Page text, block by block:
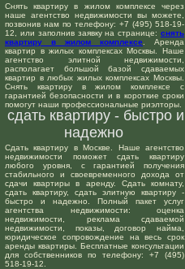
Снять квартиру в жилом комплексе через
наше агентство недвижимости вы можете,
позвонив нам по телефону: +7 (495) 518-19-
12, или заполнив заявку на странице: снять
квартиру в жилом комплексе . Аренда
квартир в жилых комплексах Москвы. Наше
агентство элитной недвижимости,
располагает большой базой сдаваемых
квартир в любых жилых комплексах Москвы.
Снять квартиру в жилом комплексе с
гарантией безопасности и в короткие сроки
помогут наши профессиональные риэлторы.
сдать квартиру - быстро и
надежно
Сдать квартиру в Москве. Наше агентство
недвижимости поможет сдать квартиру
любого уровня, с гарантией получения
стабильного и своевременного дохода от
сдачи квартиры в аренду. Сдать комнату,
сдать квартиру, сдать элитную квартиру -
быстро и надежно. Полный пакет услуг
агентства недвижимости: оценка
недвижимости, реклама сдаваемой
недвижимости, показы, договор найма,
юридическое сопровождение на весь срок
аренды квартиры. Бесплатные консультации
для собственников по телефону: +7 (495)
518-19-12.